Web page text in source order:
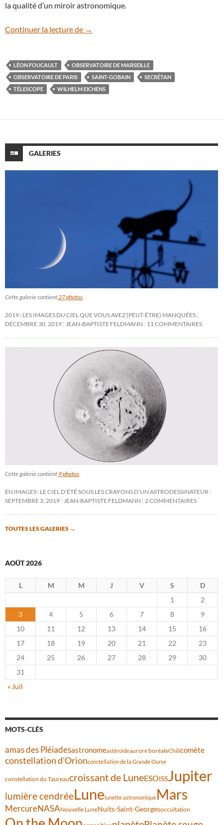
la qualité d’un miroir astronomique.
Continuer la lecture de Le télescope de Foucault à
→
LÉON FOUCAULT
OBSERVATOIRE DE MARSEILLE
OBSERVATOIRE DE PARIS
SAINT-GOBAIN
SECRÉTAN
TÉLESCOPE
WILHELM EICHENS
GALERIES
Cette galerie contient27 photos.
2019 : LES IMAGES DU CIEL QUE VOUS AVEZ (PEUT-ÊTRE) MANQUÉES
DÉCEMBRE 30, 2019 JEAN-BAPTISTE FELDMANN 11 COMMENTAIRES
Cette galerie contient 9 photos.
EN IMAGES : LE CIEL D’ÉTÉ SOUS LES CRAYONS D’UN ASTRODESSINATEUR
SEPTEMBRE 3, 2019 JEAN-BAPTISTE FELDMANN 2 COMMENTAIRES
TOUTES LES GALERIES →
AOÛT 2026
L M M J V S
D
1
2
3
4 5 6 7 8
9
10
11 12 13 14 15
16
17
18 19 20 21 22
23
24
25 26 27 28 29
30
31
« Juil
MOTS-CLÉS
amas des Pléiadesastronomeastéroïdeaurore boréaleChilicomète
constellation d'Orionconstellation de la Grande Ourse
constellation du Taureaucroissant de LuneESOISSJupiter
lumière cendréeLune lunette astronomiqueMars
MercureNASANouvelle LuneNuits-Saint-Georgesoccultation